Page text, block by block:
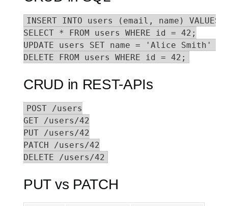
INSERT INTO users (email, name)
SELECT * FROM users WHERE id = 42;
UPDATE users SET name = 'Alice Smith'
DELETE FROM users WHERE id = 42;
CRUD in REST-APIs
POST /users
GET /users/42
PUT /users/42
PATCH /users/42
DELETE /users/42
PUT vs PATCH